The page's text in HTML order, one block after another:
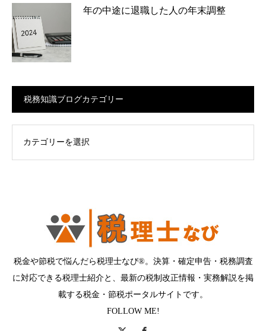
年の中途に退職した人の年末調整
税務知識ブログカテゴリー
税金や節税で悩んだら税理士なび®。決算・確定申告・税務調査
に対応できる税理士紹介と、最新の税制改正情報・実務解説を掲
載する税金・節税ポータルサイトです。
FOLLOW ME!